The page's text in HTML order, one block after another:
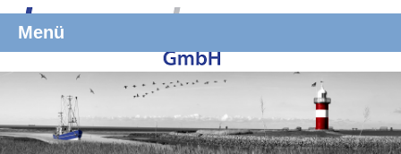
Menü